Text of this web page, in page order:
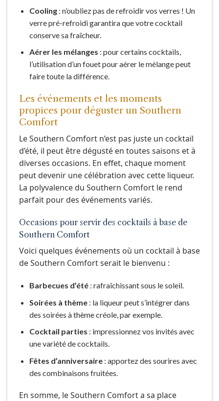
Cooling: n’oubliez pas de refroidir vos verres ! Un
verre pré-refroidi garantira que votre cocktail
conserve sa fraîcheur.
Aérer les mélanges : pour certains cocktails,
l’utilisation d’un fouet pour aérer le mélange peut
faire toute la différence.
Les événements et les moments
propices pour déguster un Southern
Comfort
Le Southern Comfort n’est pas juste un cocktail
d’été, il peut être dégusté en toutes saisons et à
diverses occasions. En effet, chaque moment
peut devenir une célébration avec cette liqueur.
La polyvalence du Southern Comfort le rend
parfait pour des événements variés.
Occasions pour servir des cocktails à base de
Southern Comfort
Voici quelques événements où un cocktail à base
de Southern Comfort serait le bienvenu :
Barbecues d’été: rafraîchissant sous le soleil.
Soirées à thème: la liqueur peut s’intégrer dans
des soirées à thème créole, par exemple.
Cocktail parties : impressionnez vos invités avec
une variété de cocktails.
Fêtes d’anniversaire: apportez des sourires avec
des combinaisons fruitées.
En somme, le Southern Comfort a sa place